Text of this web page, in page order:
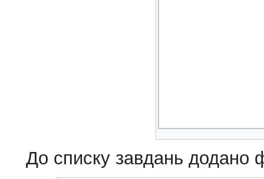
До списку завдань додано